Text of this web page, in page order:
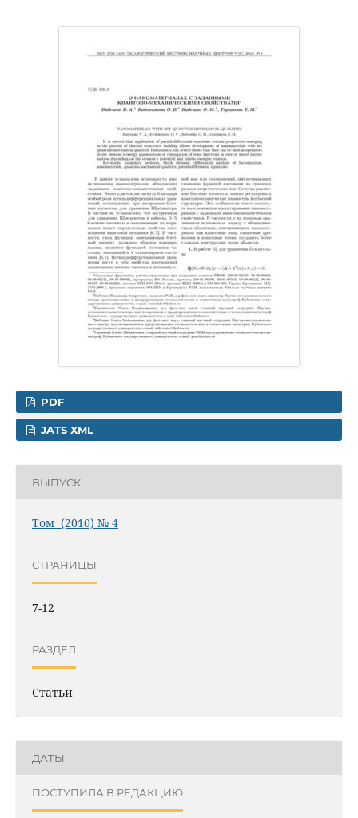
PDF
JATS XML
ВЫПУСК
Том (2010) № 4
СТРАНИЦЫ
7-12
РАЗДЕЛ
Статьи
ДАТЫ
ПОСТУПИЛА В РЕДАКЦИЮ